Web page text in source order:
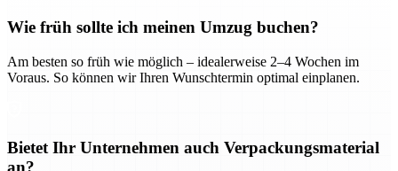
Wie früh sollte ich meinen Umzug buchen?
Am besten so früh wie möglich – idealerweise 2–4 Wochen im
Voraus. So können wir Ihren Wunschtermin optimal einplanen.
Bietet Ihr Unternehmen auch Verpackungsmaterial
an?